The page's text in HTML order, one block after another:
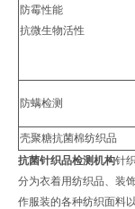
防霉性能
抗微生物活性
防螨检测
壳聚糖抗菌棉纺织品
抗菌针织品检测机构针
分为衣着用纺织品、装
作服装的各种纺织面料